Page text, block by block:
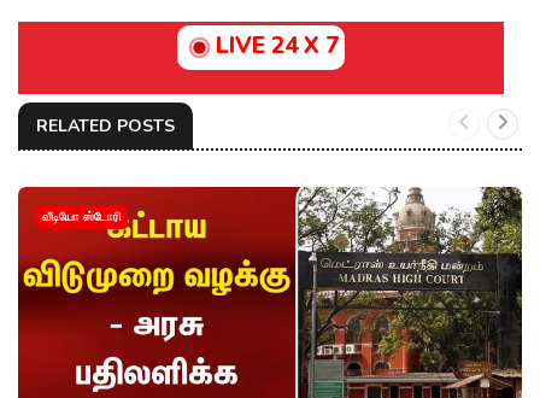
LIVE 24 X 7
RELATED POSTS
வீடியோ ஸ்டோரி